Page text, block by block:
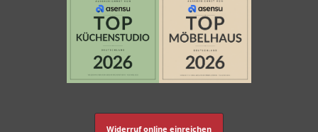
Widerruf online einreichen